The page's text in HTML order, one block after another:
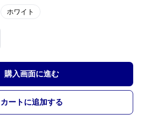
ホワイト
購入画面に進む
カートに追加する